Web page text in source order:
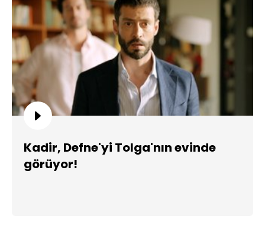
Kadir, Defne'yi Tolga'nın evinde
görüyor!